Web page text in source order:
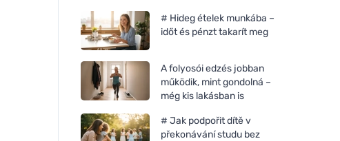
# Hideg ételek munkába –
időt és pénzt takarít meg
A folyosói edzés jobban
működik, mint gondolná –
még kis lakásban is
# Jak podpořit dítě v
překonávání studu bez